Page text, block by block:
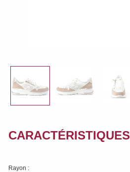
CARACTÉRISTIQUES
Rayon :